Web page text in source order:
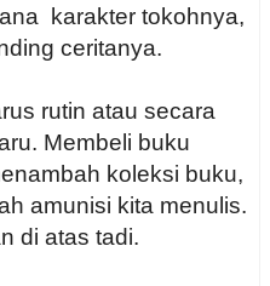
karakter tokohnya,
ceritanya.
rutin atau secara
Membeli buku
koleksi buku,
amunisi kita menulis.
di atas tadi.